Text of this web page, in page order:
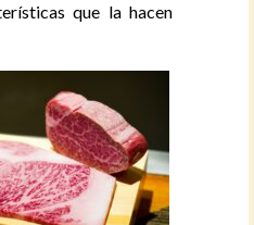
que la hacen